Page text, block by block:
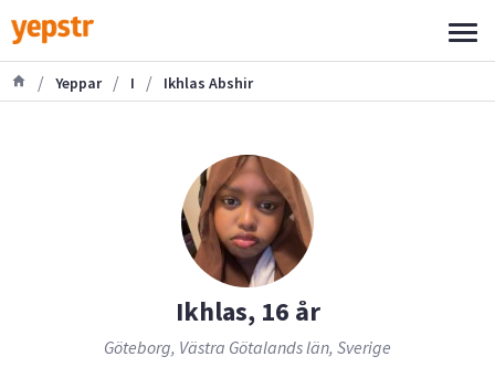
/ Yeppar / I / Ikhlas Abshir
Ikhlas, 16 år
Göteborg, Västra Götalands län, Sverige